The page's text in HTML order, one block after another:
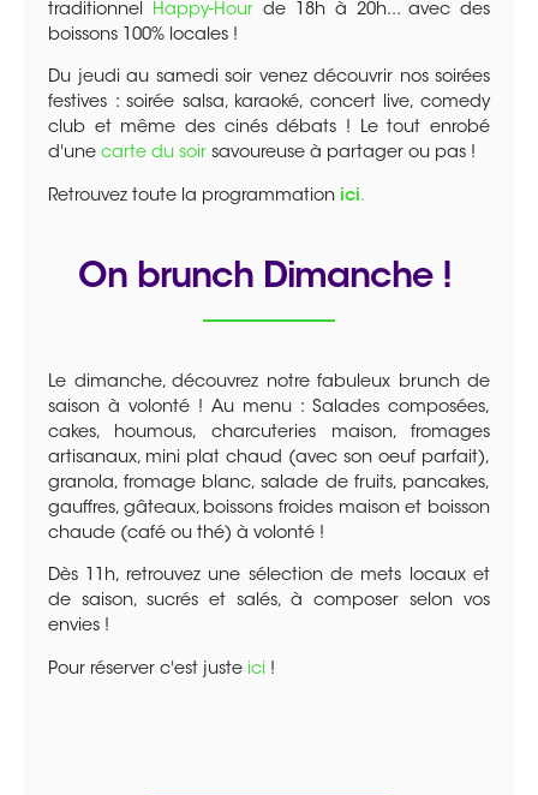
traditionnel Happy-Hour de 18h à 20h... avec des
boissons 100% locales !
Du jeudi au samedi soir venez découvrir nos soirées
festives : soirée salsa, karaoké, concert live, comedy
club et même des cinés débats ! Le tout enrobé
d'une carte du soir savoureuse à partager ou pas !
Retrouvez toute la programmation ici.
On brunch Dimanche !
Le dimanche, découvrez notre fabuleux brunch de
saison à volonté ! Au menu : Salades composées,
cakes, houmous, charcuteries maison, fromages
artisanaux, mini plat chaud (avec son oeuf parfait),
granola, fromage blanc, salade de fruits, pancakes,
gauffres, gâteaux, boissons froides maison et boisson
chaude (café ou thé) à volonté !
Dès 11h, retrouvez une sélection de mets locaux et
de saison, sucrés et salés, à composer selon vos
envies !
Pour réserver c'est juste ici !